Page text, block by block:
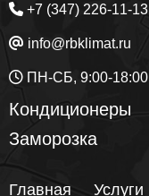
+7 (347) 226-11-13
info@rbklimat.ru
ПН-СБ, 9:00-18:00
Кондиционеры
Заморозка
Главная Услуги